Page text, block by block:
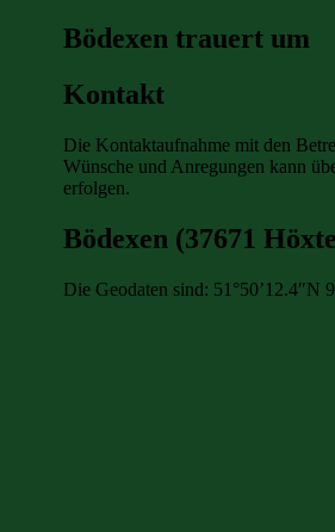
Bödexen trauert um
Kontakt
Die Kontaktaufnahme mit den
Wünsche und Anregungen kann
erfolgen.
Bödexen (37671
Die Geodaten sind: 51°50’12.4″N